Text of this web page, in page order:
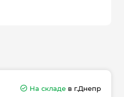
На складев г.Днепр